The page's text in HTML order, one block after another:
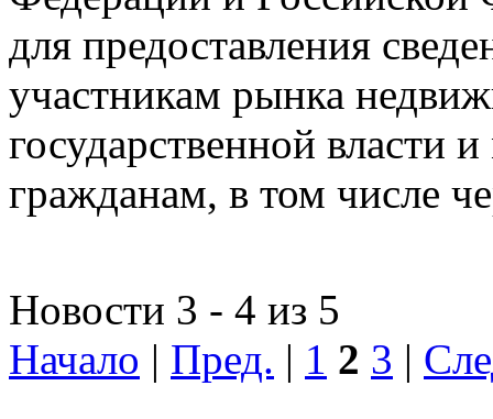
для предоставления
участникам рынка
государственной власти
гражданам, в том числе
Новости 3 - 4 из 5
Начало | Пред. | 1 2 3 |